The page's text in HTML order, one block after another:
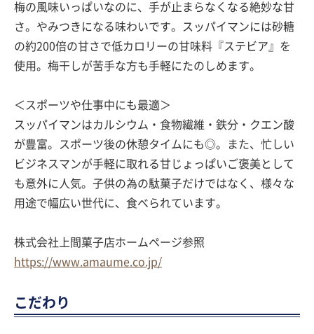
梅の風味いっぱいなのに、手が止まらなくなる絶妙な甘
さ。やみつきになる味わいです。スッパイマンには砂糖
の約200倍の甘さで低カロリーの甘味料『ステビア』を
使用。梅干しが苦手な方も手軽にたのしめます。
＜スポーツや仕事中にも最適＞
スッパイマンはカルシウム・食物繊維・鉄分・クエン酸
が豊富。スポーツ後の休憩タイムにも◎。また、忙しい
ビジネスマンが手軽に取れる甘じょっぱいご褒美として
も意外に人気。子供の為の駄菓子だけではなく、様々な
用途で幅広い世代に、食べられています。
株式会社上間菓子店ホームページ参照
https://www.amaume.co.jp/
こだわり